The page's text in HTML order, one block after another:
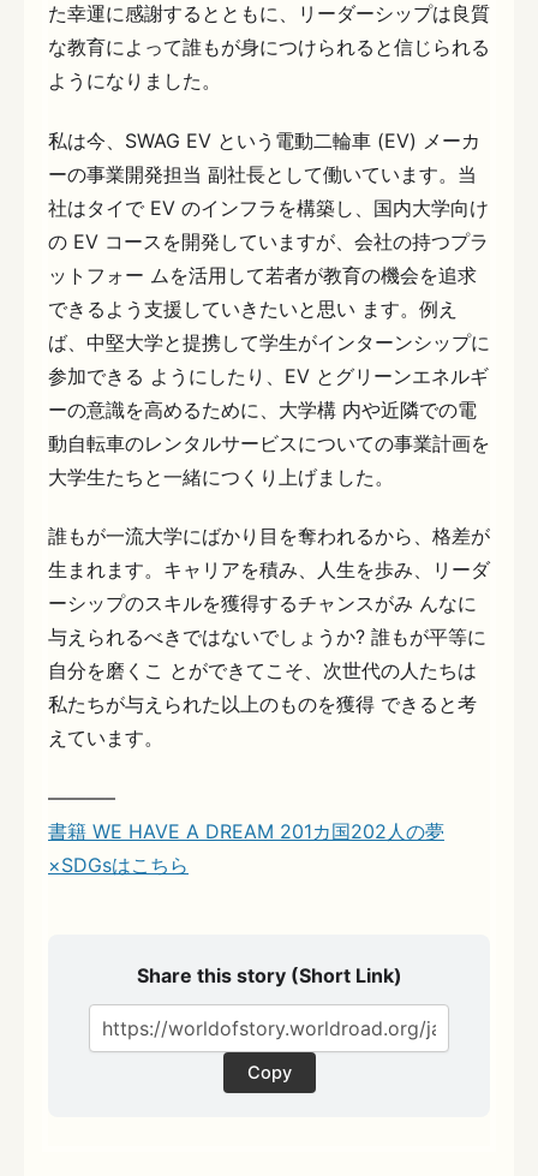
た幸運に感謝するとともに、リーダーシップは良質
な教育によって誰もが身につけられると信じられる
ようになりました。
私は今、SWAG EV という電動二輪車 (EV) メーカ
ーの事業開発担当 副社長として働いています。当
社はタイで EV のインフラを構築し、国内大学向け
の EV コースを開発していますが、会社の持つプラ
ットフォー ムを活用して若者が教育の機会を追求
できるよう支援していきたいと思い ます。例え
ば、中堅大学と提携して学生がインターンシップに
参加できる ようにしたり、EV とグリーンエネルギ
ーの意識を高めるために、大学構 内や近隣での電
動自転車のレンタルサービスについての事業計画を
大学生たちと一緒につくり上げました。
誰もが一流大学にばかり目を奪われるから、格差が
生まれます。キャリアを積み、人生を歩み、リーダ
ーシップのスキルを獲得するチャンスがみ んなに
与えられるべきではないでしょうか? 誰もが平等に
自分を磨くこ とができてこそ、次世代の人たちは
私たちが与えられた以上のものを獲得 できると考
えています。
———–
書籍 WE HAVE A DREAM 201カ国202人の夢
×SDGsはこちら
Share this story (Short Link)
Copy